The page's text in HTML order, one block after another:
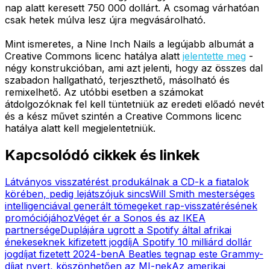
nap alatt keresett 750 000 dollárt. A csomag várhatóan
csak hetek múlva lesz újra megvásárolható.
Mint ismeretes, a Nine Inch Nails a legújabb albumát a
Creative Commons licenc hatálya alatt jelentette meg -
négy konstrukcióban, ami azt jelenti, hogy az összes dal
szabadon hallgatható, terjeszthető, másolható és
remixelhető. Az utóbbi esetben a számokat
átdolgozóknak fel kell tüntetniük az eredeti előadó nevét
és a kész művet szintén a Creative Commons licenc
hatálya alatt kell megjelentetniük.
Kapcsolódó cikkek és linkek
Látványos visszatérést produkálnak a CD-k a fiatalok
körében, pedig lejátszójuk sincsWill Smith mesterséges
intelligenciával generált tömegeket rap-visszatérésének
promóciójáhozVéget ér a Sonos és az IKEA
partnerségeDuplájára ugrott a Spotify által afrikai
énekeseknek kifizetett jogdíjA Spotify 10 milliárd dollár
jogdíjat fizetett 2024-benA Beatles tegnap este Grammy-
díjat nyert, köszönhetően az MI-nekAz amerikai